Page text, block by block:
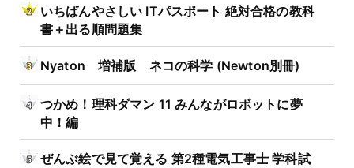
いちばんやさしい ITパスポート 絶対合格の教科
書＋出る順問題集
Nyaton 増補版 ネコの科学 (Newton別冊)
つかめ！理科ダマン 11 みんながロボットに夢
中！編
ぜんぶ絵で見て覚える 第2種電気工事士 学科試